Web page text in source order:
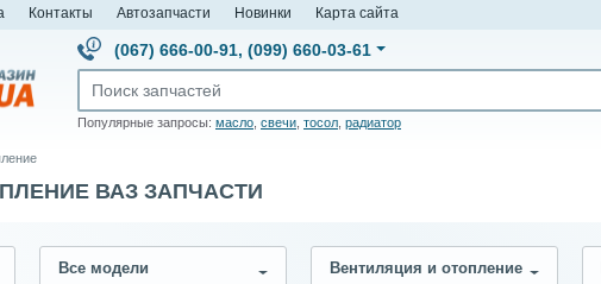
Контакты Автозапчасти Новинки Карта сайта
(067) 666-00-91, (099) 660-03-61
Популярные запросы: масло свечи тосол радиатор
ВАЗ ЗАПЧАСТИ
Все модели Вентиляция и отопление